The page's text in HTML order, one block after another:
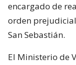
encargado de
orden
San Sebastián.
El Ministerio de